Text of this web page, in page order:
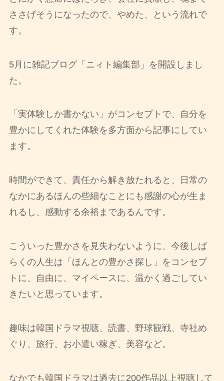
ささげそうになったので、やめた、という流れで
す。
5月に雑記ブログ「ニィト編集部」を開設しまし
た。
「実体験しか書かない」がコンセプトで、自分を
豊かにしてくれた体験を多方面から記事にしてい
ます。
時間ができて、責任から解き放たれると、日常の
なかにあるほんの些細なことにも感謝の心が生ま
れるし、感動する余裕まであるんです。
こういった豊かさを見失わないように、今後しば
らくの人生は「ほんとの豊かさ探し」をコンセプ
トに、自由に、マイペースに、温かく過ごしてい
きたいと思っています。
趣味は韓国ドラマ視聴、読書、野球観戦、寺社め
ぐり、旅行、お小遣い稼ぎ、美容など。
なかでも韓国ドラマは過去に200作品以上視聴して